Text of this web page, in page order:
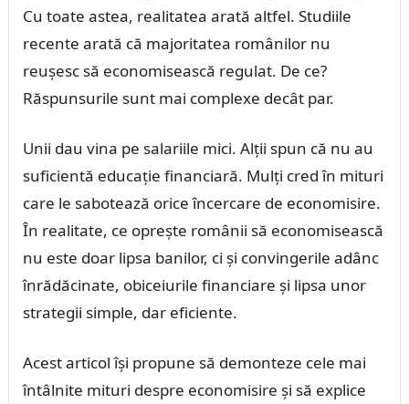
Cu toate astea, realitatea arată altfel. Studiile
recente arată că majoritatea românilor nu
reușesc să economisească regulat. De ce?
Răspunsurile sunt mai complexe decât par.
Unii dau vina pe salariile mici. Alții spun că nu au
suficientă educație financiară. Mulți cred în mituri
care le sabotează orice încercare de economisire.
În realitate, ce oprește românii să economisească
nu este doar lipsa banilor, ci și convingerile adânc
înrădăcinate, obiceiurile financiare și lipsa unor
strategii simple, dar eficiente.
Acest articol își propune să demonteze cele mai
întâlnite mituri despre economisire și să explice